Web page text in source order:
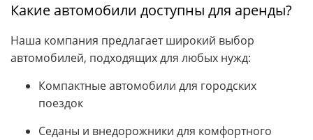
Какие автомобили доступны для аренды?
Наша компания предлагает широкий выбор
автомобилей, подходящих для любых нужд:
Компактные автомобили для городских
поездок
Седаны и внедорожники для комфортного